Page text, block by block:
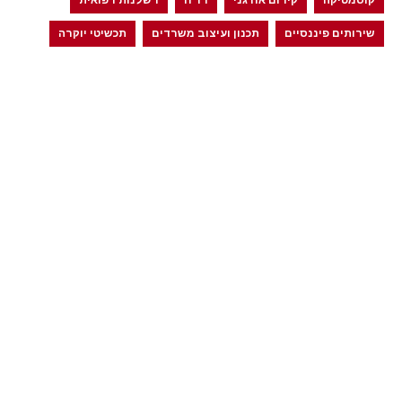
שירותים פיננסיים תכנון ועיצוב משרדים תכשיטי יוקרה